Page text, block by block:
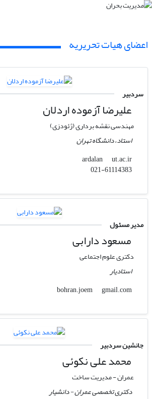
اعضای هیات تحریریه
سردبیر
علیرضا آزموده اردلان
مهندسی نقشه برداری (ژئودزی)
استاد، دانشگاه تهران
ardalan
ut.ac.ir
021-61114383
مدیر مسئول
مسعود دارابی
دکتری علوم اجتماعی
استادیار
bohran.joem
gmail.com
جانشین سردبیر
محمد علی نکوئی
عمران - مدیریت ساخت
دکتری تخصصی عمران - دانشیار